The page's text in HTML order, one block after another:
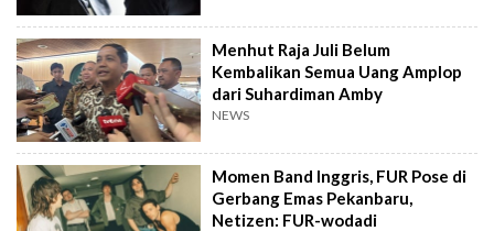
Menhut Raja Juli Belum
Kembalikan Semua Uang Amplop
dari Suhardiman Amby
NEWS
Momen Band Inggris, FUR Pose di
Gerbang Emas Pekanbaru,
Netizen: FUR-wodadi